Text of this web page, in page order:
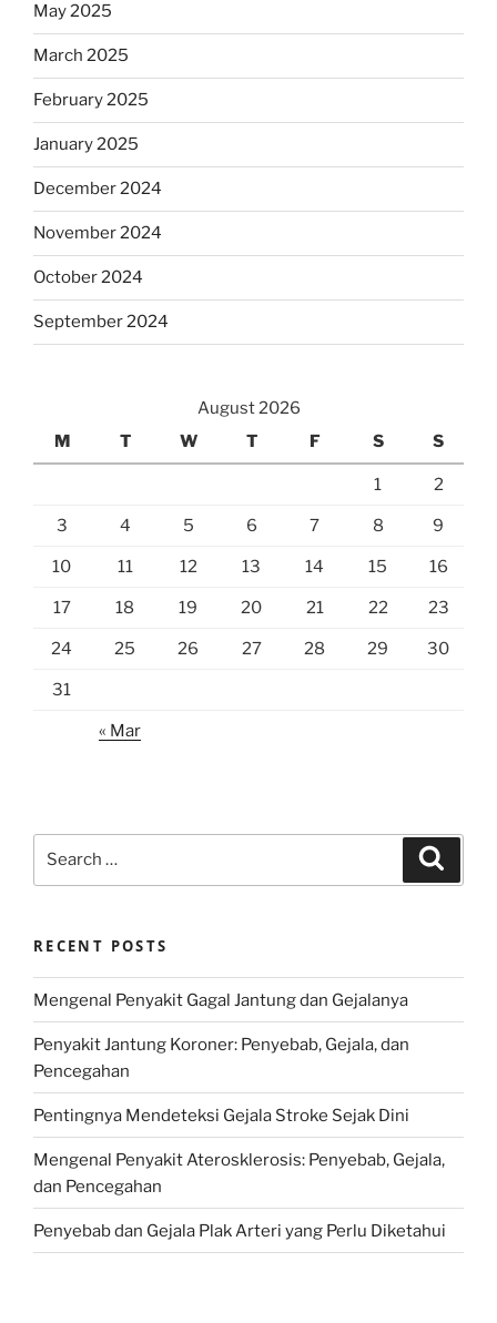
May 2025
March 2025
February 2025
January 2025
December 2024
November 2024
October 2024
September 2024
August 2026
M
T W T F S S
1 2
3 4 5 6 7 8 9
10 11 12 13 14 15 16
17 18 19 20 21 22 23
24 25 26 27 28 29 30
31
« Mar
RECENT POSTS
Mengenal Penyakit Gagal Jantung dan Gejalanya
Penyakit Jantung Koroner: Penyebab, Gejala, dan
Pencegahan
Pentingnya Mendeteksi Gejala Stroke Sejak Dini
Mengenal Penyakit Aterosklerosis: Penyebab, Gejala,
dan Pencegahan
Penyebab dan Gejala Plak Arteri yang Perlu Diketahui